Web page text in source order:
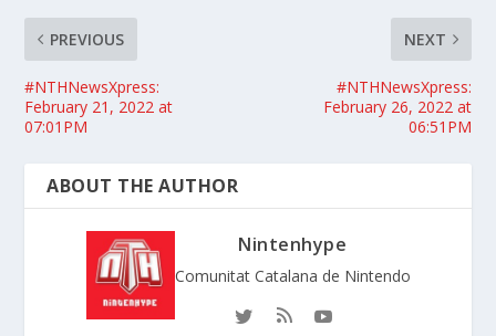
PREVIOUS
#NTHNewsXpress:
February 21, 2022 at
07:01PM
NEXT
#NTHNewsXpress:
February 26, 2022 at
06:51PM
ABOUT THE AUTHOR
Nintenhype
Comunitat Catalana de Nintendo